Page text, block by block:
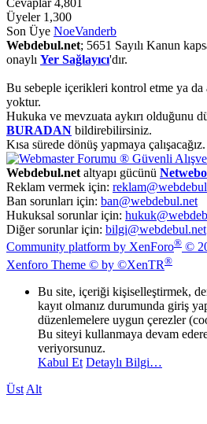
Cevaplar4,801
Üyeler 1,300
Son Üye NoeVanderb
Webdebul.net; 5651 Sayılı Kanun
onaylı Yer Sağlayıcı'dır.
Bu sebeple içerikleri kontrol etme ya da
yoktur.
Hukuka ve mevzuata aykırı olduğunu
BURADAN bildirebilirsiniz.
Kısa sürede dönüş yapmaya çalışacağız.
Webdebul.net altyapı gücünü Netwebo
Reklam vermek için:
Ban sorunları için: ban@webdebul.net
Hukuksal sorunlar için:
Diğer sorunlar için: bilgi@webdebul.net
Community platform by XenForo® ©
Xenforo Theme © by ©XenTR®
Bu site, içeriği kişiselleştirmek,
kayıt olmanız durumunda giriş
düzenlemelere uygun çerezler
Bu siteyi kullanmaya devam
veriyorsunuz.
Kabul Et Detaylı Bilgi…
Üst Alt